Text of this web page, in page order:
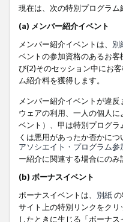
現在は、次の特別プログラム
(a) メンバー紹介イベント
メンバー紹介イベントは、 別
ベントの参加資格のあるお
び(2)そのセッション中にお
ム紹介料を獲得します。
メンバー紹介イベントが違
ウェアの利用、一人の個人
ベント）、甲は特別プログ
くは悪用があったか否かにつ
アソシエイト・プログラム参
ー紹介に関連する場合にのみ
(b) ボーナスイベント
ボーナスイベントは、 別紙
サイト上の特別リンクをク
したときに生じる「ボーナ